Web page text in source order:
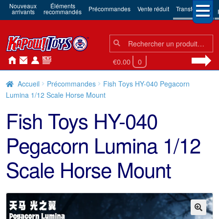
Nouveaux
arrivants
Éléments
recommandés Précommandes Vente réduit Transformers
Chercher:
Chercher
€0.00 0
Accueil Précommandes
Fish Toys HY-040 Pegacorn
Lumina 1/12 Scale Horse Mount
Fish Toys HY-040
Pegacorn Lumina 1/12
Scale Horse Mount